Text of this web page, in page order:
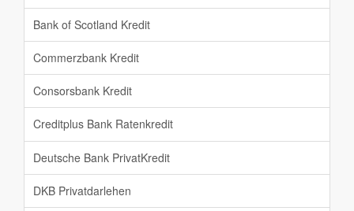
Bank of Scotland Kredit
Commerzbank Kredit
Consorsbank Kredit
Creditplus Bank Ratenkredit
Deutsche Bank PrivatKredit
DKB Privatdarlehen